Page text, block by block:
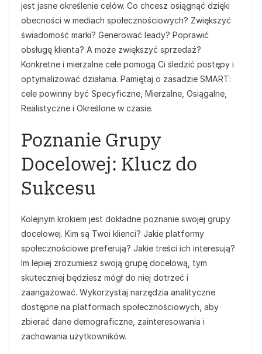
jest jasne określenie celów. Co chcesz osiągnąć dzięki
obecności w mediach społecznościowych? Zwiększyć
świadomość marki? Generować leady? Poprawić
obsługę klienta? A może zwiększyć sprzedaż?
Konkretne i mierzalne cele pomogą Ci śledzić postępy i
optymalizować działania. Pamiętaj o zasadzie SMART:
cele powinny być Specyficzne, Mierzalne, Osiągalne,
Realistyczne i Określone w czasie.
Poznanie Grupy
Docelowej: Klucz do
Sukcesu
Kolejnym krokiem jest dokładne poznanie swojej grupy
docelowej. Kim są Twoi klienci? Jakie platformy
społecznościowe preferują? Jakie treści ich interesują?
Im lepiej zrozumiesz swoją grupę docelową, tym
skuteczniej będziesz mógł do niej dotrzeć i
zaangażować. Wykorzystaj narzędzia analityczne
dostępne na platformach społecznościowych, aby
zbierać dane demograficzne, zainteresowania i
zachowania użytkowników.